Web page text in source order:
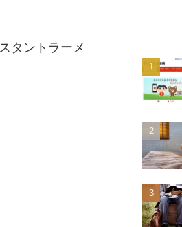
タントラーメ